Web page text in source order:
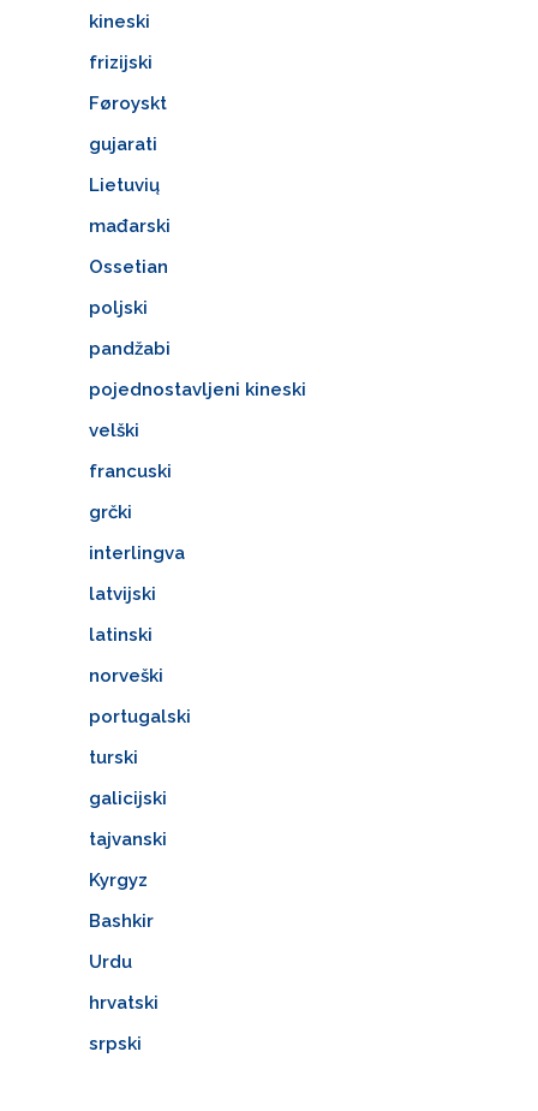
kineski
frizijski
Føroyskt
gujarati
Lietuvių
mađarski
Ossetian
poljski
pandžabi
pojednostavljeni kineski
velški
francuski
grčki
interlingva
latvijski
latinski
norveški
portugalski
turski
galicijski
tajvanski
Kyrgyz
Bashkir
Urdu
hrvatski
srpski